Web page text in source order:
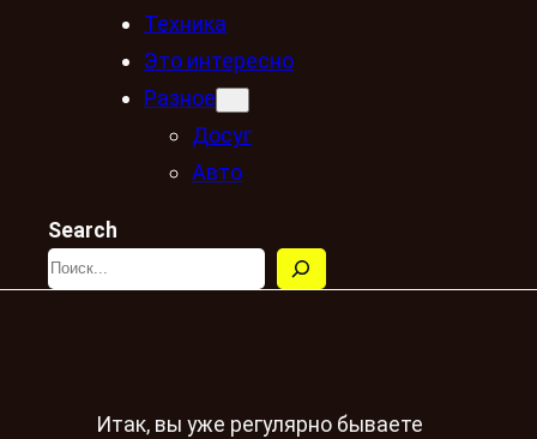
Техника
Это интересно
Разное
Досуг
Авто
Search
Итак, вы уже регулярно бываете